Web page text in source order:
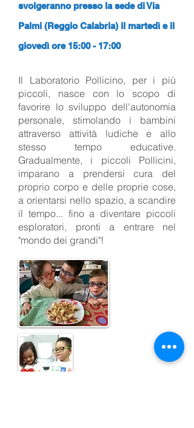
svolgeranno presso la sede di Via
Palmi (Reggio Calabria) il martedì e il
giovedì ore 15:00 - 17:00
Il Laboratorio Pollicino, per i più
piccoli, nasce con lo scopo di
favorire lo sviluppo dell'autonomia
personale, stimolando i bambini
attraverso attività ludiche e allo
stesso tempo educative.
Gradualmente, i piccoli Pollicini,
imparano a prendersi cura del
proprio corpo e delle proprie cose,
a orientarsi nello spazio, a scandire
il tempo... fino a diventare piccoli
esploratori, pronti a entrare nel
"mondo dei grandi"!